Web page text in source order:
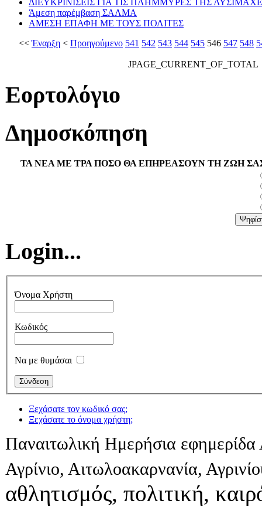
Άμεση παρέμβαση ΣΑΛΜΑ
AMEΣΗ ΕΠΑΦΗ ΜΕ ΤΟΥΣ ΠΟΛΙΤΕΣ
<<Έναρξη < Προηγούμενο 541 542 543 544 545 546 547 548
JPAGE_CURRENT_OF_TOTAL
Εορτολόγιο
Δημοσκόπηση
ΤΑ ΝΕΑ ΜΕ ΤΡΑ ΠΟΣΟ ΘΑ ΕΠΗΡΕΑΣΟΥΝ ΤΗ ΖΩΗ
Login...
Όνομα Χρήστη
Κωδικός
Να με θυμάσαι
Ξεχάσατε τον κωδικό σας;
Ξεχάσατε το όνομα χρήστη;
Παναιτωλική Ημερήσια εφημερίδα
Αγρίνιο, Αιτωλοακαρνανία,
αθλητισμός, πολιτική,